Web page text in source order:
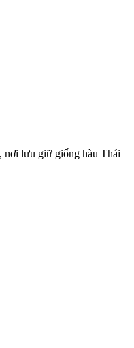
nơi lưu giữ giống hàu Thái